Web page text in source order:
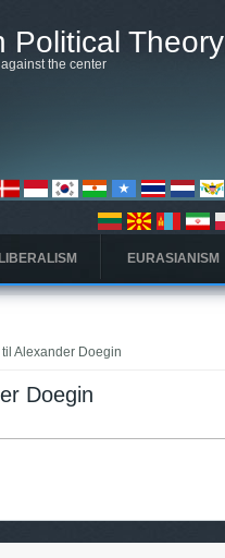
Political Theory
the center
EURASIANISM
Alexander Doegin
Doegin